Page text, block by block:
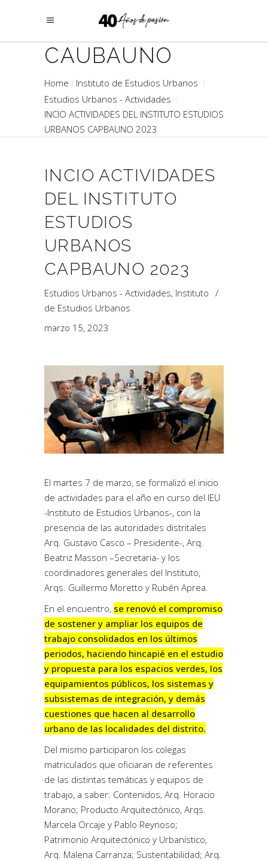
CAUBAUNO
Home
Instituto de Estudios Urbanos
Estudios Urbanos - Actividades
INCIO ACTIVIDADES DEL INSTITUTO ESTUDIOS
URBANOS CAPBAUNO 2023
INCIO ACTIVIDADES
DEL INSTITUTO
ESTUDIOS
URBANOS
CAPBAUNO 2023
Estudios Urbanos - Actividades, Instituto
de Estudios Urbanos
marzo 15, 2023
El martes 7 de marzo, se formalizó el inicio
de actividades para el año en curso del IEU
-Instituto de Estudios Urbanos-, con la
presencia de las autoridades distritales
Arq. Gustavo Casco – Presidente-, Arq.
Beatriz Masson –Secretaria- y los
coordinadores generales del Instituto,
Arqs. Guillermo Moretto y Rubén Aprea.
En el encuentro, se renovó el compromiso
de sostener y ampliar los equipos de
trabajo consolidados en los últimos
periodos, haciendo hincapié en el estudio
y propuesta para los espacios verdes, los
equipamientos públicos, los sistemas y
subsistemas de integración, y demás
cuestiones que hacen al desarrollo
urbano de las localidades del distrito.
Del mismo participaron los colegas
matriculados que oficiaran de referentes
de las distintas temáticas y equipos de
trabajo, a saber: Contenidos, Arq. Horacio
Morano; Producto Arquitectónico, Arqs.
Marcela Orcaje y Pablo Reynoso;
Patrimonio Arquitectónico y Urbanístico,
Arq. Malena Carranza; Sustentabilidad; Arq.